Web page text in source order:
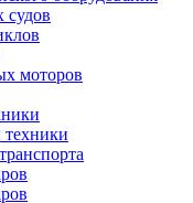
судов
моторов
техники